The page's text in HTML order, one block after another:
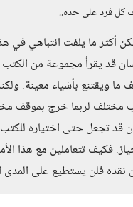
فرد على حده..
أكثر ما يلفت انتباهي في
قد يقرأ مجموعة من الكتب
ويقتنع بأشياء معينة.
مختلف لربما خرج بموقف
قد تجعل حتى اختياره للكتب
فكيف تتعاملين مع هذا
نقده فلن يستطيع على المدى